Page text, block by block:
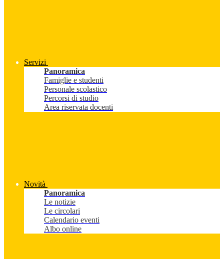
Servizi
Panoramica
Famiglie e studenti
Personale scolastico
Percorsi di studio
Area riservata docenti
Novità
Panoramica
Le notizie
Le circolari
Calendario eventi
Albo online